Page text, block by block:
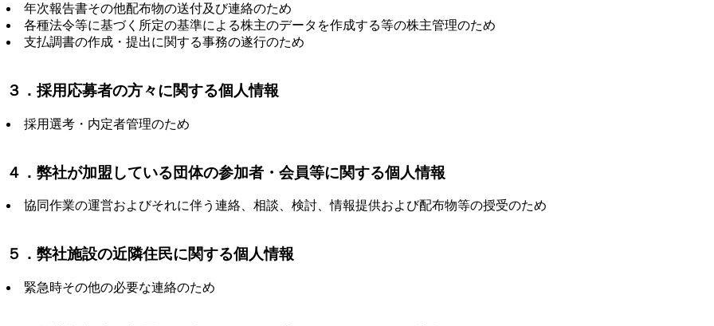
年次報告書その他配布物の送付及び連絡のため
各種法令等に基づく所定の基準による株主のデータを作成する等の株主管理のため
支払調書の作成・提出に関する事務の遂行のため
３．採用応募者の方々に関する個人情報
採用選考・内定者管理のため
４．弊社が加盟している団体の参加者・会員等に関する個人情報
協同作業の運営およびそれに伴う連絡、相談、検討、情報提供および配布物等の授受のため
５．弊社施設の近隣住民に関する個人情報
緊急時その他の必要な連絡のため